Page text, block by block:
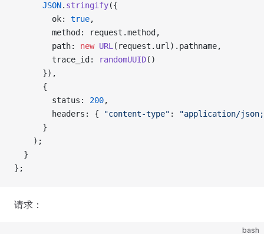
      JSON
. stringify({
        ok:
true,
        method: request.method,
        path:
new URL (request.url).pathname,
        trace_id:
randomUUID()
      }),
      {
        status:
200,
        headers: {
"content-type" :
"application/
      }
    );
  }
};
请求：
bash